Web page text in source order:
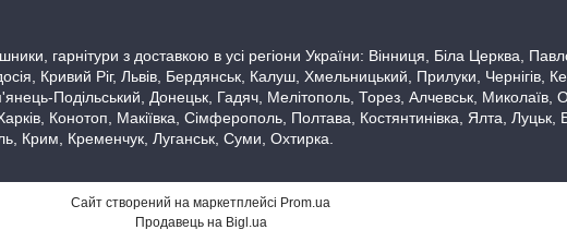
гарнітури з доставкою в усі регіони України: Вінниця, Біла Церква,
Кривий Ріг, Львів, Бердянськ, Калуш, Хмельницький, Прилуки, Чернігів,
Подільський, Донецьк, Гадяч, Мелітополь, Торез, Алчевськ, Миколаїв,
Конотоп, Макіївка, Сімферополь, Полтава, Костянтинівка, Ялта,
Крим, Кременчук, Луганськ, Суми, Охтирка.
Сайт створений на маркетплейсі Prom.ua
Продавець на Bigl.ua